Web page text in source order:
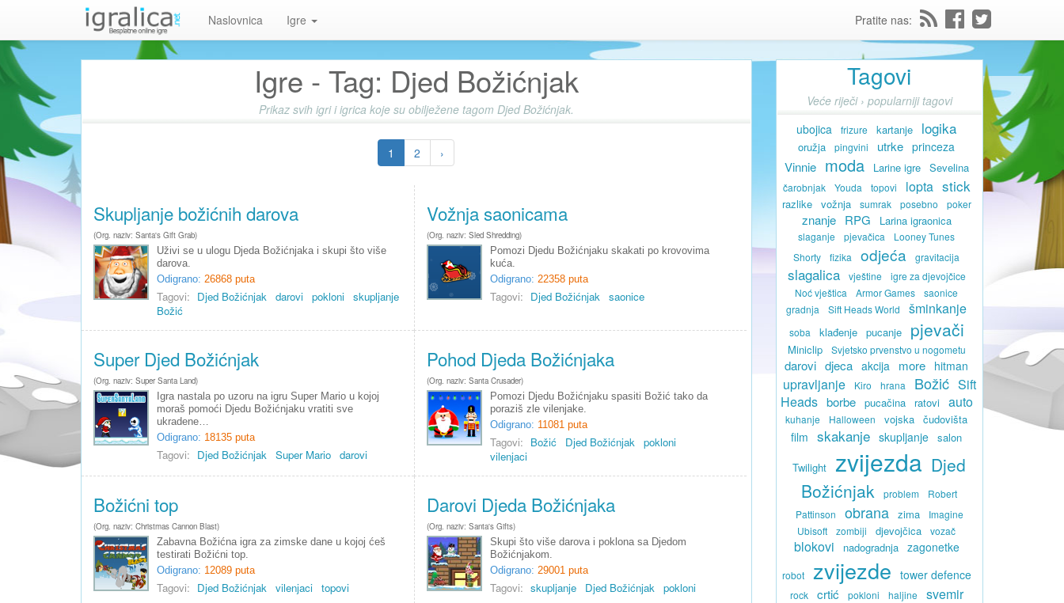
Naslovnica Igre Pratite nas:
Igre - Tag: Djed Božićnjak
Prikaz svih igri i igrica koje su obilježene tagom Djed Božićnjak.
1 2 ›
Skupljanje božićnih darova
(Org. naziv: Santa's Gift Grab)
Uživi se u ulogu Djeda Božićnjaka i skupi što više
darova.
Odigrano: 26868 puta
Tagovi: Djed Božićnjak darovi pokloni skupljanje
Božić
Vožnja saonicama
(Org. naziv: Sled Shredding)
Pomozi Djedu Božićnjaku skakati po krovovima
kuća.
Odigrano: 22358 puta
Tagovi: Djed Božićnjak saonice
Super Djed Božićnjak
(Org. naziv: Super Santa Land)
Igra nastala po uzoru na igru Super Mario u kojoj
moraš pomoći Djedu Božićnjaku vratiti sve
ukradene…
Odigrano: 18135 puta
Tagovi: Djed Božićnjak Super Mario darovi
Pohod Djeda Božićnjaka
(Org. naziv: Santa Crusader)
Pomozi Djedu Božićnjaku spasiti Božić tako da
poraziš zle vilenjake.
Odigrano: 11081 puta
Tagovi: Božić Djed Božićnjak pokloni
vilenjaci
Božićni top
(Org. naziv: Christmas Cannon Blast)
Zabavna Božićna igra za zimske dane u kojoj ćeš
testirati Božićni top.
Odigrano: 12089 puta
Tagovi: Djed Božićnjak vilenjaci topovi
Darovi Djeda Božićnjaka
(Org. naziv: Santa's Gifts)
Skupi što više darova i poklona sa Djedom
Božićnjakom.
Odigrano: 29001 puta
Tagovi: skupljanje Djed Božićnjak pokloni
Tagovi
Veće riječi › popularniji tagovi
ubojica
frizure kartanje logika
oružja pingvini utrke princeza
Vinnie moda Larine igre Sevelina
čarobnjak Youda topovi lopta stick
razlike vožnja sumrak posebno poker
znanje RPG Larina igraonica
slaganje pjevačica
Looney Tunes
Shorty
fizika odjeća gravitacija
slagalica vještine
igre za djevojčice
Noć vještica
Armor Games
saonice
gradnja
Sift Heads World šminkanje
soba klađenje pucanje pjevači
Miniclip Svjetsko prvenstvo u nogometu
darovi djeca akcija more hitman
upravljanje Kiro hrana Božić Sift
Heads borbe pucačina ratovi auto
kuhanje Halloween vojska čudovišta
film skakanje skupljanje salon
Twilight
zvijezda Djed
Božićnjak
problem
Robert
Pattinson
obrana zima
Imagine
Ubisoft
zombiji djevojčica vozač
blokovi nadogradnja zagonetke
robot zvijezde tower defence
rock crtić pokloni haljine svemir